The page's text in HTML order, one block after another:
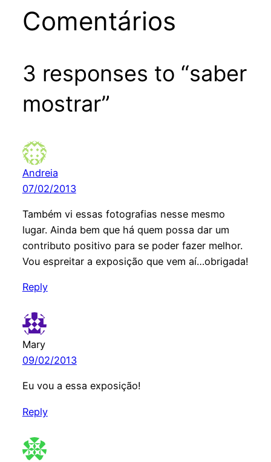
Comentários
3 responses to “saber
mostrar”
Andreia
07/02/2013
Também vi essas fotografias nesse mesmo
lugar. Ainda bem que há quem possa dar um
contributo positivo para se poder fazer melhor.
Vou espreitar a exposição que vem aí…obrigada!
Reply
Mary
09/02/2013
Eu vou a essa exposição!
Reply